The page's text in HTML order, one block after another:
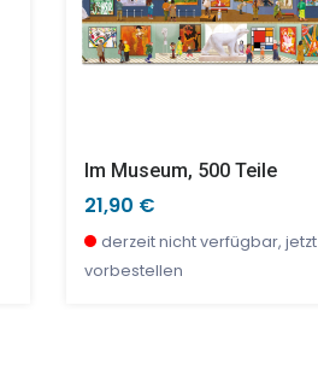
Im Museum, 500 Teile
21,90 €
derzeit nicht verfügbar, jetzt
vorbestellen